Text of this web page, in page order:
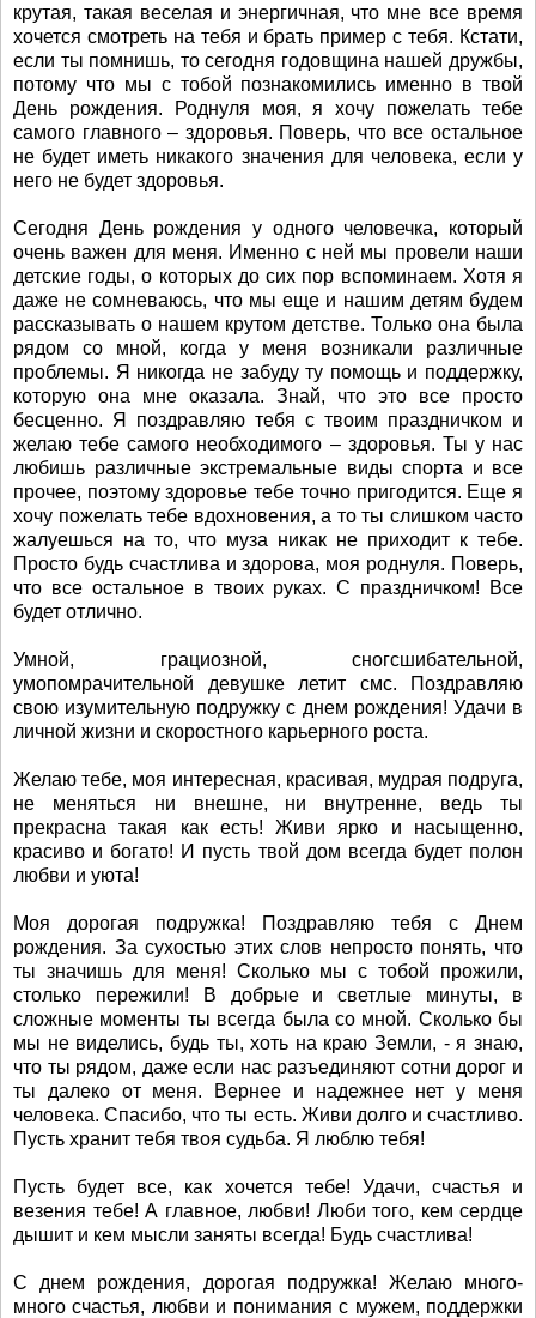
крутая, такая веселая и энергичная, что мне все время
хочется смотреть на тебя и брать пример с тебя. Кстати,
если ты помнишь, то сегодня годовщина нашей дружбы,
потому что мы с тобой познакомились именно в твой
День рождения. Роднуля моя, я хочу пожелать тебе
самого главного – здоровья. Поверь, что все остальное
не будет иметь никакого значения для человека, если у
него не будет здоровья.
Сегодня День рождения у одного человечка, который
очень важен для меня. Именно с ней мы провели наши
детские годы, о которых до сих пор вспоминаем. Хотя я
даже не сомневаюсь, что мы еще и нашим детям будем
рассказывать о нашем крутом детстве. Только она была
рядом со мной, когда у меня возникали различные
проблемы. Я никогда не забуду ту помощь и поддержку,
которую она мне оказала. Знай, что это все просто
бесценно. Я поздравляю тебя с твоим праздничком и
желаю тебе самого необходимого – здоровья. Ты у нас
любишь различные экстремальные виды спорта и все
прочее, поэтому здоровье тебе точно пригодится. Еще я
хочу пожелать тебе вдохновения, а то ты слишком часто
жалуешься на то, что муза никак не приходит к тебе.
Просто будь счастлива и здорова, моя роднуля. Поверь,
что все остальное в твоих руках. С праздничком! Все
будет отлично.
Умной, грациозной, сногсшибательной,
умопомрачительной девушке летит смс. Поздравляю
свою изумительную подружку с днем рождения! Удачи в
личной жизни и скоростного карьерного роста.
Желаю тебе, моя интересная, красивая, мудрая подруга,
не меняться ни внешне, ни внутренне, ведь ты
прекрасна такая как есть! Живи ярко и насыщенно,
красиво и богато! И пусть твой дом всегда будет полон
любви и уюта!
Моя дорогая подружка! Поздравляю тебя с Днем
рождения. За сухостью этих слов непросто понять, что
ты значишь для меня! Сколько мы с тобой прожили,
столько пережили! В добрые и светлые минуты, в
сложные моменты ты всегда была со мной. Сколько бы
мы не виделись, будь ты, хоть на краю Земли, - я знаю,
что ты рядом, даже если нас разъединяют сотни дорог и
ты далеко от меня. Вернее и надежнее нет у меня
человека. Спасибо, что ты есть. Живи долго и счастливо.
Пусть хранит тебя твоя судьба. Я люблю тебя!
Пусть будет все, как хочется тебе! Удачи, счастья и
везения тебе! А главное, любви! Люби того, кем сердце
дышит и кем мысли заняты всегда! Будь счастлива!
С днем рождения, дорогая подружка! Желаю много-
много счастья, любви и понимания с мужем, поддержки